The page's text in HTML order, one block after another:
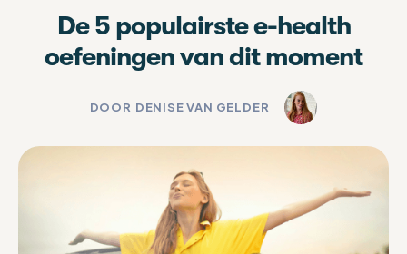
De 5 populairste e-health
oefeningen van dit moment
DOOR DENISE VAN GELDER